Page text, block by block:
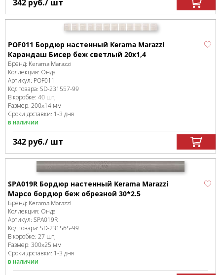
342 руб./ шт
POF011 Бордюр настенный Kerama Marazzi
Карандаш Бисер беж светлый 20х1,4
Бренд: Kerama Marazzi
Коллекция: Онда
Артикул: POF011
Код товара: SD-231557-99
В коробке: 40 шт,
Размер: 200x14 мм
Сроки доставки: 1-3 дня
в наличии
342 руб./ шт
SPA019R Бордюр настенный Kerama Marazzi
Марсо бордюр беж обрезной 30*2.5
Бренд: Kerama Marazzi
Коллекция: Онда
Артикул: SPA019R
Код товара: SD-231565-99
В коробке: 27 шт,
Размер: 300x25 мм
Сроки доставки: 1-3 дня
в наличии